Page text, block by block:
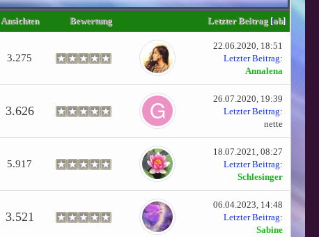
Ansichten Bewertung Letzter Beitrag [ab]
3.275
22.06.2020, 18:51
Letzter Beitrag:
Annalena
3.626
26.07.2020, 19:39
Letzter Beitrag:
nette
5.917
18.07.2021, 08:27
Letzter Beitrag:
Schlesinger
3.521
06.04.2023, 14:48
Letzter Beitrag:
Sabine